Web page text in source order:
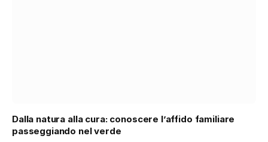
Dalla natura alla cura: conoscere l’affido familiare
passeggiando nel verde